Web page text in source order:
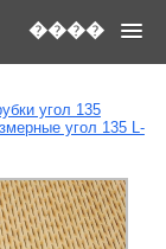
����
угол 135
угол 135 L-